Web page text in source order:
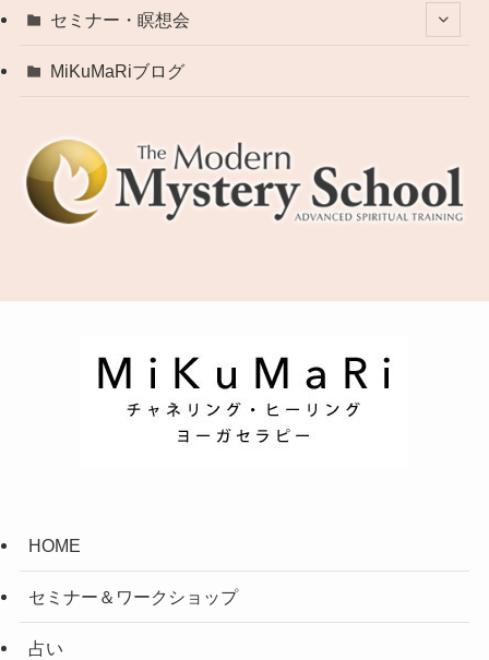
セミナー・瞑想会
MiKuMaRiブログ
HOME
セミナー＆ワークショップ
占い